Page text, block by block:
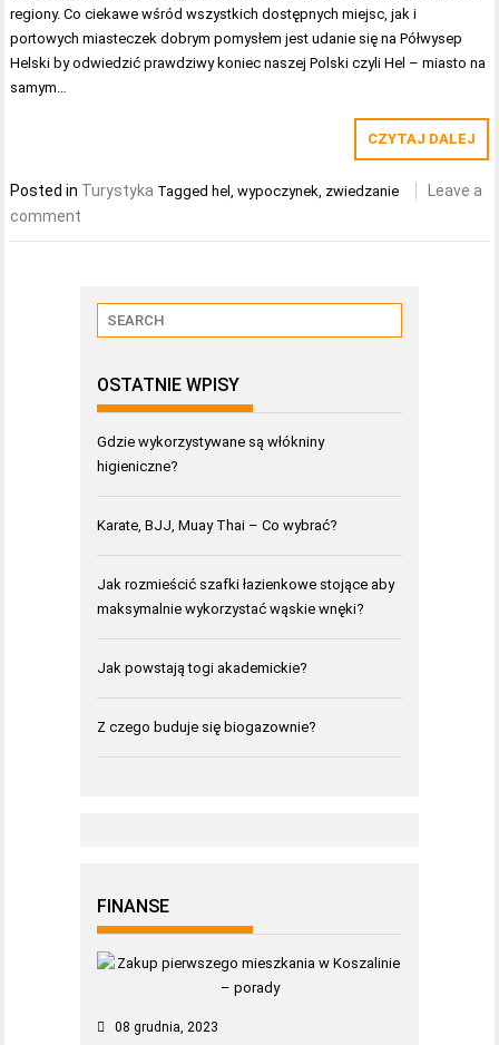
regiony. Co ciekawe wśród wszystkich dostępnych miejsc, jak i
portowych miasteczek dobrym pomysłem jest udanie się na Półwysep
Helski by odwiedzić prawdziwy koniec naszej Polski czyli Hel – miasto na
samym…
CZYTAJ DALEJ
Posted in Turystyka Tagged hel,wypoczynek, zwiedzanie
Leave a
comment
OSTATNIE WPISY
Gdzie wykorzystywane są włókniny
higieniczne?
Karate, BJJ, Muay Thai – Co wybrać?
Jak rozmieścić szafki łazienkowe stojące aby
maksymalnie wykorzystać wąskie wnęki?
Jak powstają togi akademickie?
Z czego buduje się biogazownie?
FINANSE
08 grudnia, 2023